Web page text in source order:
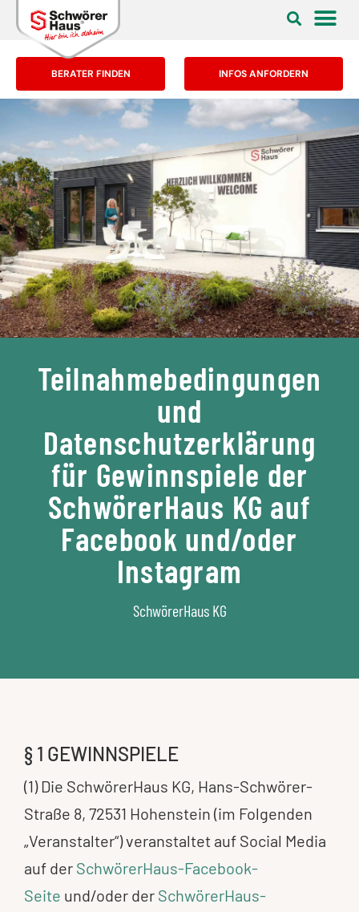
BERATER FINDEN INFOS ANFORDERN
Teilnahmebedingungen
und
Datenschutzerklärung
für Gewinnspiele der
SchwörerHaus KG auf
Facebook und/oder
Instagram
SchwörerHaus KG
§ 1 GEWINNSPIELE
(1) Die SchwörerHaus KG, Hans-Schwörer-
Straße 8, 72531 Hohenstein (im Folgenden
„Veranstalter“) veranstaltet auf Social Media
auf der SchwörerHaus-Facebook-
Seite und/oder der SchwörerHaus-